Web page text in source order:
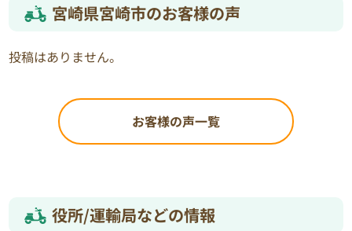
宮崎県宮崎市のお客様の声
投稿はありません。
お客様の声一覧
役所/運輸局などの情報